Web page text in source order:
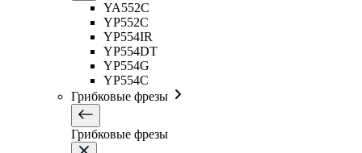
YA552C
YP552C
YP554IR
YP554DT
YP554G
YP554C
Грибковые фрезы
Грибковые фрезы